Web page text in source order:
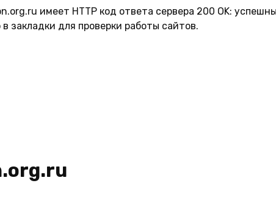
имеет HTTP код ответа сервера 200 OK:
закладки для проверки работы сайтов.